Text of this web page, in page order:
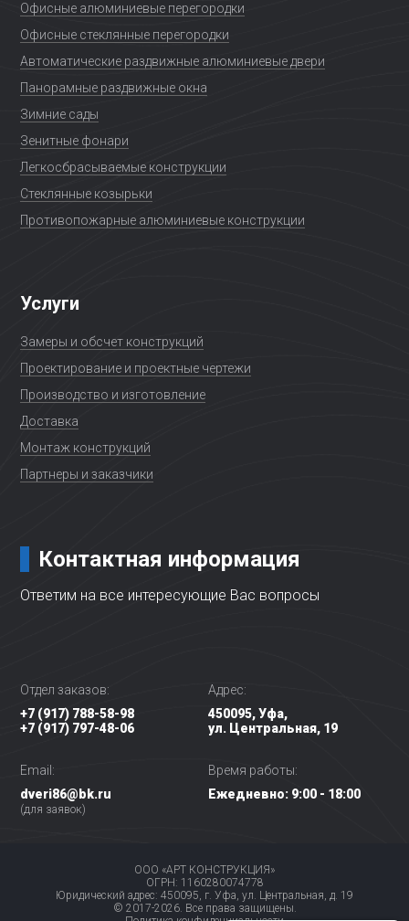
Офисные алюминиевые перегородки
Офисные стеклянные перегородки
Автоматические раздвижные алюминиевые двери
Панорамные раздвижные окна
Зимние сады
Зенитные фонари
Легкосбрасываемые конструкции
Стеклянные козырьки
Противопожарные алюминиевые конструкции
Услуги
Замеры и обсчет конструкций
Проектирование и проектные чертежи
Производство и изготовление
Доставка
Монтаж конструкций
Партнеры и заказчики
Контактная информация
Ответим на все интересующие Вас вопросы
Отдел заказов:
+7 (917) 788-58-98
+7 (917) 797-48-06
Адрес:
450095, Уфа,
ул. Центральная, 19
Email:
dveri86@bk.ru
(для заявок)
Время работы:
Ежедневно: 9:00 - 18:00
ООО «АРТ КОНСТРУКЦИЯ»
ОГРН: 1160280074778
Юридический адрес: 450095, г. Уфа, ул. Центральная, д. 19
© 2017-2026. Все права защищены.